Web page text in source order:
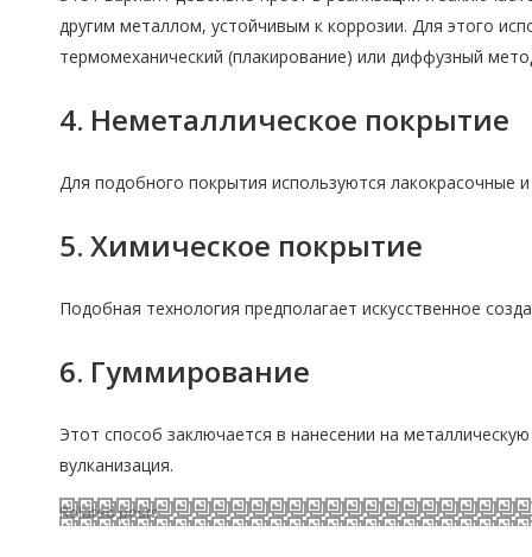
другим металлом, устойчивым к коррозии. Для этого
термомеханический (плакирование) или диффузный
4. Неметаллическое покрытие
Для подобного покрытия используются
5. Химическое покрытие
Подобная технология предполагает искусственное
6. Гуммирование
Этот способ заключается в нанесении на
вулканизация.
Related posts